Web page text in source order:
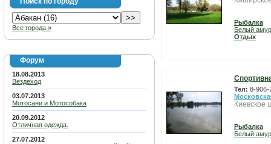
Все города »
Форум
18.08.2013
Вездеход
03.07.2013
Мотосани и Мотособака
20.09.2012
Отличная одежда.
27.07.2012
Рыбалка
Белый амур
Отдых
Тел: 8-906-
Киевское
Рыбалка
Белый амур